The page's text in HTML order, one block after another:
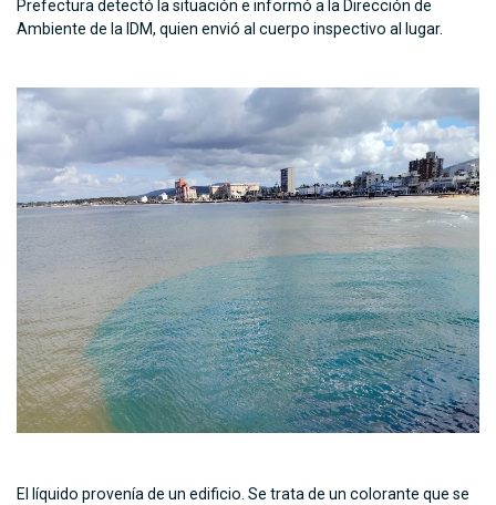
Prefectura detectó la situación e informó a la Dirección de
Ambiente de la IDM, quien envió al cuerpo inspectivo al lugar.
El líquido provenía de un edificio. Se trata de un colorante que se